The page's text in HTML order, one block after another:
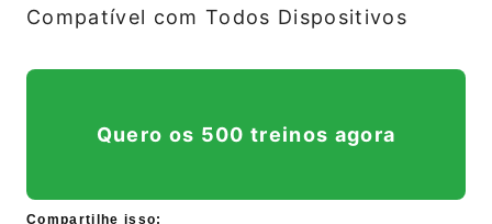
Compatível com Todos Dispositivos
Quero os 500 treinos agora
Compartilhe isso: